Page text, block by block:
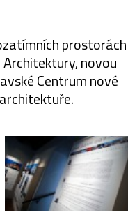
prostorách
novou
Centrum nové